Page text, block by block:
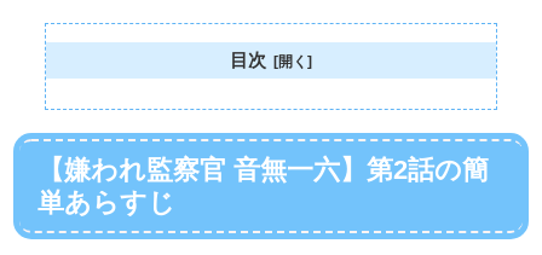
目次
【嫌われ監察官 音無一六】第2話の簡
単あらすじ